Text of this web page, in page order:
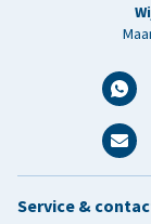
Service &